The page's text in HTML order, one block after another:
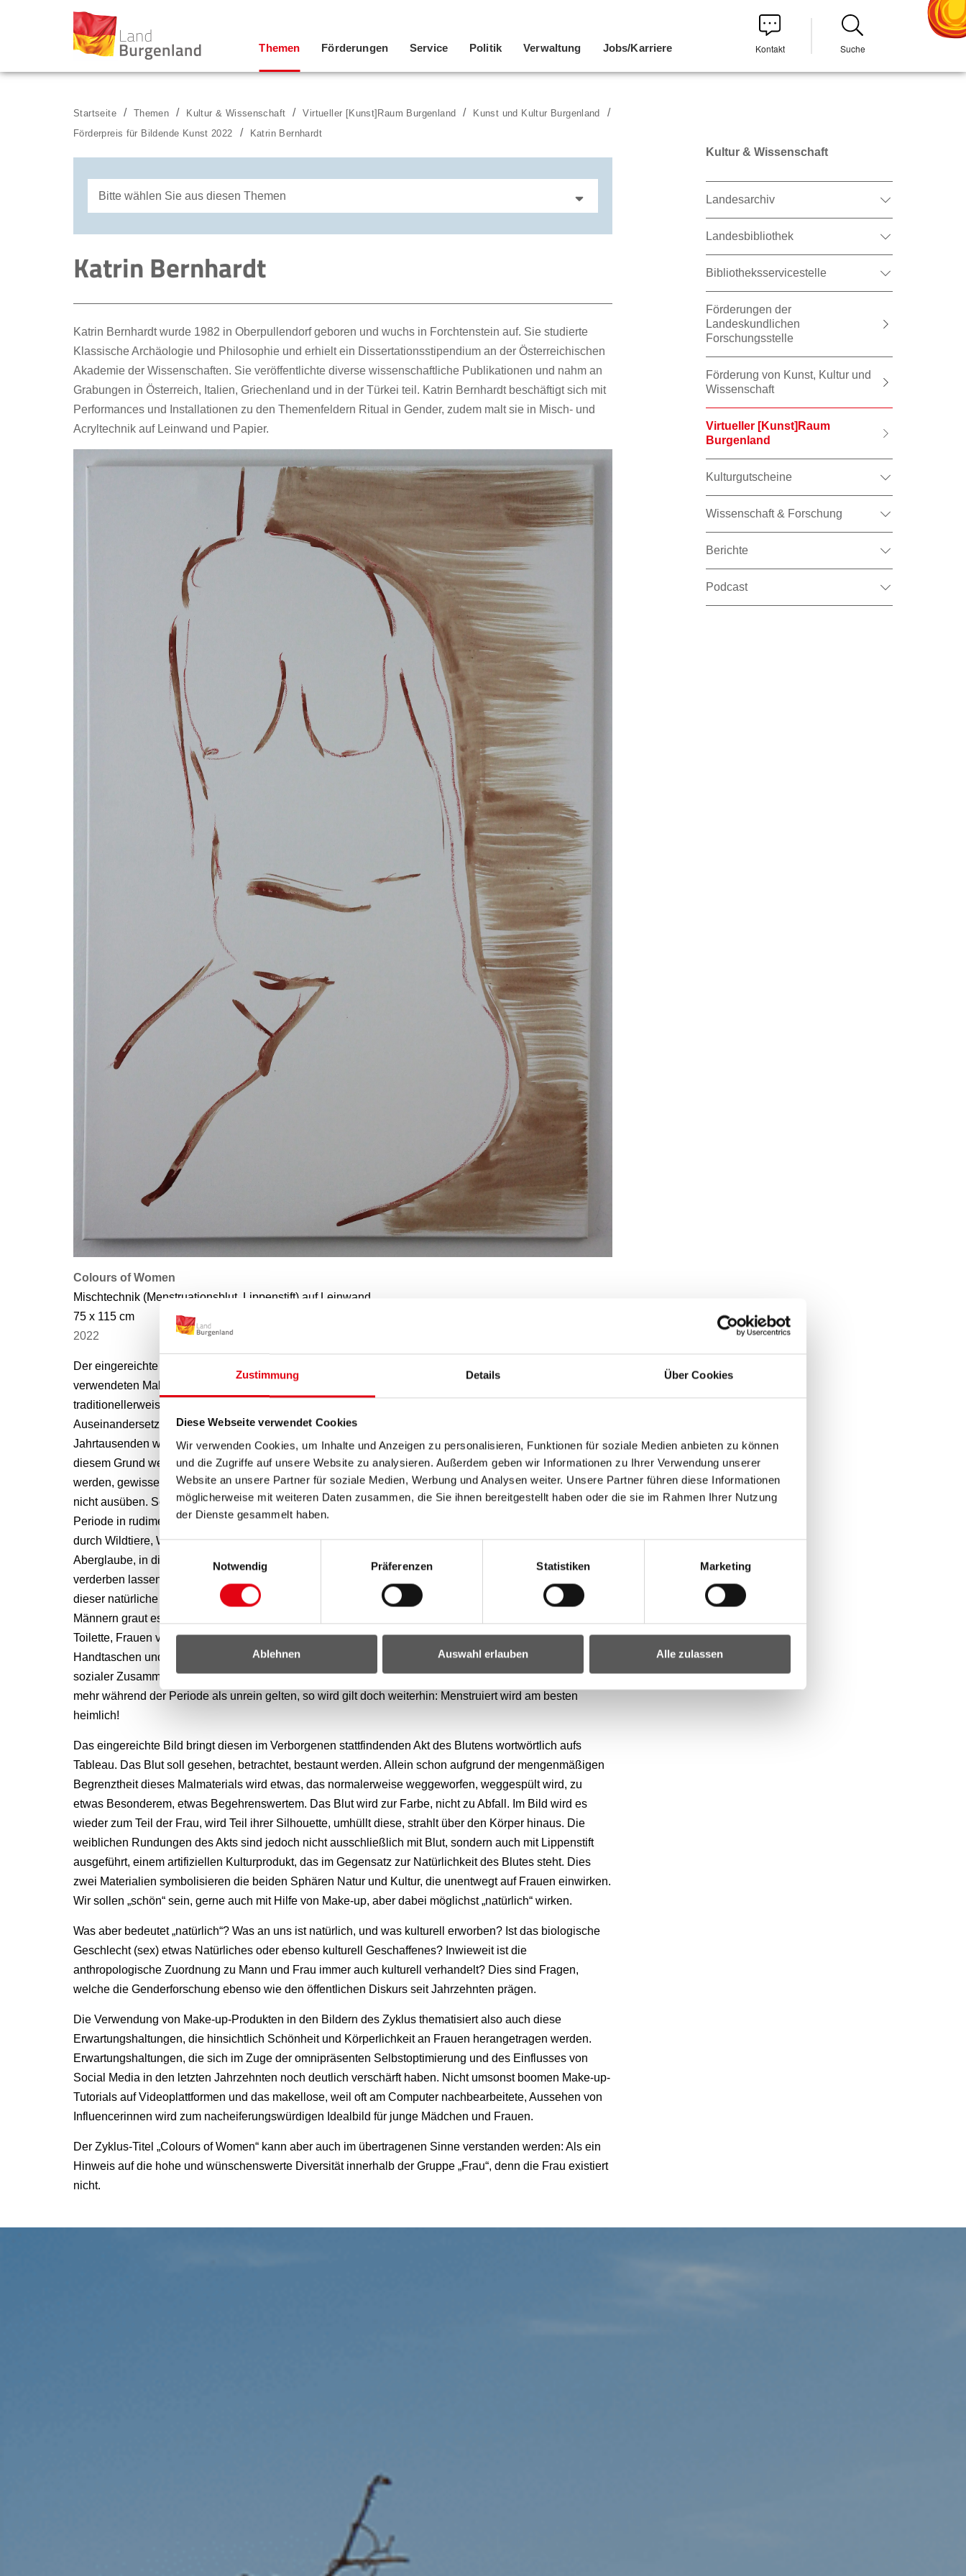
Zustimmung Details Über Cookies
Diese Webseite verwendet Cookies
Wir verwenden Cookies, um Inhalte und Anzeigen zu personalisieren, Funktionen für soziale Medien anbieten zu können
und die Zugriffe auf unsere Website zu analysieren. Außerdem geben wir Informationen zu Ihrer Verwendung unserer
Website an unsere Partner für soziale Medien, Werbung und Analysen weiter. Unsere Partner führen diese Informationen
möglicherweise mit weiteren Daten zusammen, die Sie ihnen bereitgestellt haben oder die sie im Rahmen Ihrer Nutzung
der Dienste gesammelt haben.
Notwendig
Präferenzen Statistiken Marketing
Ablehnen Auswahl erlauben Alle zulassen
Zum Inhalt
Zum Menü
Zur Suche
Themen Förderungen Service Politik Verwaltung Jobs/Karriere Kontakt Suche
Startseite Themen Kultur & Wissenschaft Virtueller [Kunst]Raum Burgenland
Kunst und Kultur Burgenland
Förderpreis für Bildende Kunst 2022
Katrin Bernhardt
Bitte wählen Sie aus diesen Themen
Laura Schoditsch
Christine Anna Edith Breuil Pala
Ilse Hirschmann
Marina Horvath
Katrin Bernhardt
Katrin Bernhardt wurde 1982 in Oberpullendorf geboren und wuchs in Forchtenstein auf. Sie studierte
Klassische Archäologie und Philosophie und erhielt ein Dissertationsstipendium an der Österreichischen
Akademie der Wissenschaften. Sie veröffentlichte diverse wissenschaftliche Publikationen und nahm an
Grabungen in Österreich, Italien, Griechenland und in der Türkei teil. Katrin Bernhardt beschäftigt sich mit
Performances und Installationen zu den Themenfeldern Ritual in Gender, zudem malt sie in Misch- und
Acryltechnik auf Leinwand und Papier.
Colours of Women
Mischtechnik (Menstruationsblut, Lippenstift) auf Leinwand
75 x 115 cm
2022
Der eingereichte Akt stammt aus dem Zyklus „Colours of Women“, wobei der Titel auf die in diesem Zyklus
verwendeten Malmaterialien, Menstruationsblut, Lippenstift, Rouge, Eyeliner und Lidschatten anspielt, die
traditionellerweise mit dem Frausein assoziiert werden. Im Mittelpunkt der Arbeit steht die
Auseinandersetzung mit Weiblichkeit, Körperlichkeit, Menstruation und damit einhergehende Tabus. Seit
Jahrtausenden werden in verschiedenen Kulturen menstruierende Frauen als unrein betrachtet. Aus
diesem Grund werden sie während ihrer Periode von der Gesellschaft abgesondert, dürfen nicht berührt
werden, gewisse Nahrungsmittel nicht zu sich nehmen und verschiedene profane und sakrale Tätigkeiten
nicht ausüben. So sterben in abgelegenen Regionen der Welt nach wir vor Frauen, die während ihrer
Periode in rudimentären Menstruationshütten, oft ohne Fenster, Türen und Heizung, diversen Gefahren
durch Wildtiere, Witterung, aber auch Vergewaltigungen, ausgesetzt sind. In der westlichen Welt ist der
Aberglaube, in die Zubereitung von Lebensmittel eingebundene menstruierende Frauen würden diese
verderben lassen, inzwischen verschwunden. Dennoch ist auch in unserer Gesellschaft nach wie vor
dieser natürliche Vorgang bei vielen Personen mit Scham und/oder Ekel besetzt. Nicht wenigen jungen
Männern graut es vor Menstruationsblut, Mädchen schleichen mit ihren Tampons in der Faust auf die
Toilette, Frauen verbergen ihre Hygieneartikel vor Kollegen und Kolleginnen in den Tiefen ihren
Handtaschen und bekommen allein schon beim Gedanken an versagenden Hygieneartikeln während
sozialer Zusammenkünfte Schweißausbrüche. Auch wenn Frauen in unserem Kulturkreis längst nicht
mehr während der Periode als unrein gelten, so wird gilt doch weiterhin: Menstruiert wird am besten
heimlich!
Das eingereichte Bild bringt diesen im Verborgenen stattfindenden Akt des Blutens wortwörtlich aufs
Tableau. Das Blut soll gesehen, betrachtet, bestaunt werden. Allein schon aufgrund der mengenmäßigen
Begrenztheit dieses Malmaterials wird etwas, das normalerweise weggeworfen, weggespült wird, zu
etwas Besonderem, etwas Begehrenswertem. Das Blut wird zur Farbe, nicht zu Abfall. Im Bild wird es
wieder zum Teil der Frau, wird Teil ihrer Silhouette, umhüllt diese, strahlt über den Körper hinaus. Die
weiblichen Rundungen des Akts sind jedoch nicht ausschließlich mit Blut, sondern auch mit Lippenstift
ausgeführt, einem artifiziellen Kulturprodukt, das im Gegensatz zur Natürlichkeit des Blutes steht. Dies
zwei Materialien symbolisieren die beiden Sphären Natur und Kultur, die unentwegt auf Frauen einwirken.
Wir sollen „schön“ sein, gerne auch mit Hilfe von Make-up, aber dabei möglichst „natürlich“ wirken.
Was aber bedeutet „natürlich“? Was an uns ist natürlich, und was kulturell erworben? Ist das biologische
Geschlecht (sex) etwas Natürliches oder ebenso kulturell Geschaffenes? Inwieweit ist die
anthropologische Zuordnung zu Mann und Frau immer auch kulturell verhandelt? Dies sind Fragen,
welche die Genderforschung ebenso wie den öffentlichen Diskurs seit Jahrzehnten prägen.
Die Verwendung von Make-up-Produkten in den Bildern des Zyklus thematisiert also auch diese
Erwartungshaltungen, die hinsichtlich Schönheit und Körperlichkeit an Frauen herangetragen werden.
Erwartungshaltungen, die sich im Zuge der omnipräsenten Selbstoptimierung und des Einflusses von
Social Media in den letzten Jahrzehnten noch deutlich verschärft haben. Nicht umsonst boomen Make-up-
Tutorials auf Videoplattformen und das makellose, weil oft am Computer nachbearbeitete, Aussehen von
Influencerinnen wird zum nacheiferungswürdigen Idealbild für junge Mädchen und Frauen.
Der Zyklus-Titel „Colours of Women“ kann aber auch im übertragenen Sinne verstanden werden: Als ein
Hinweis auf die hohe und wünschenswerte Diversität innerhalb der Gruppe „Frau“, denn die Frau existiert
nicht.
Kultur & Wissenschaft
Landesarchiv
Landesbibliothek
Bibliotheksservicestelle
Förderungen der
Landeskundlichen
Forschungsstelle
Förderung von Kunst, Kultur und
Wissenschaft
Virtueller [Kunst]Raum
Burgenland
Kulturgutscheine
Wissenschaft & Forschung
Berichte
Podcast